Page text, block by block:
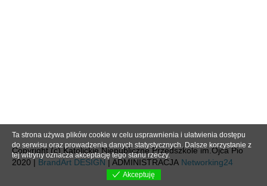
Copyright (c) Katolickie Niepubliczne Przedszkole im.Ojca Pio
2020 | BrandArt DESIGN | ADMINISTRACJA Networking24
Ta strona używa plików cookie w celu usprawnienia i ułatwienia dostępu
do serwisu oraz prowadzenia danych statystycznych. Dalsze korzystanie z
tej witryny oznacza akceptację tego stanu rzeczy.
Akceptuję